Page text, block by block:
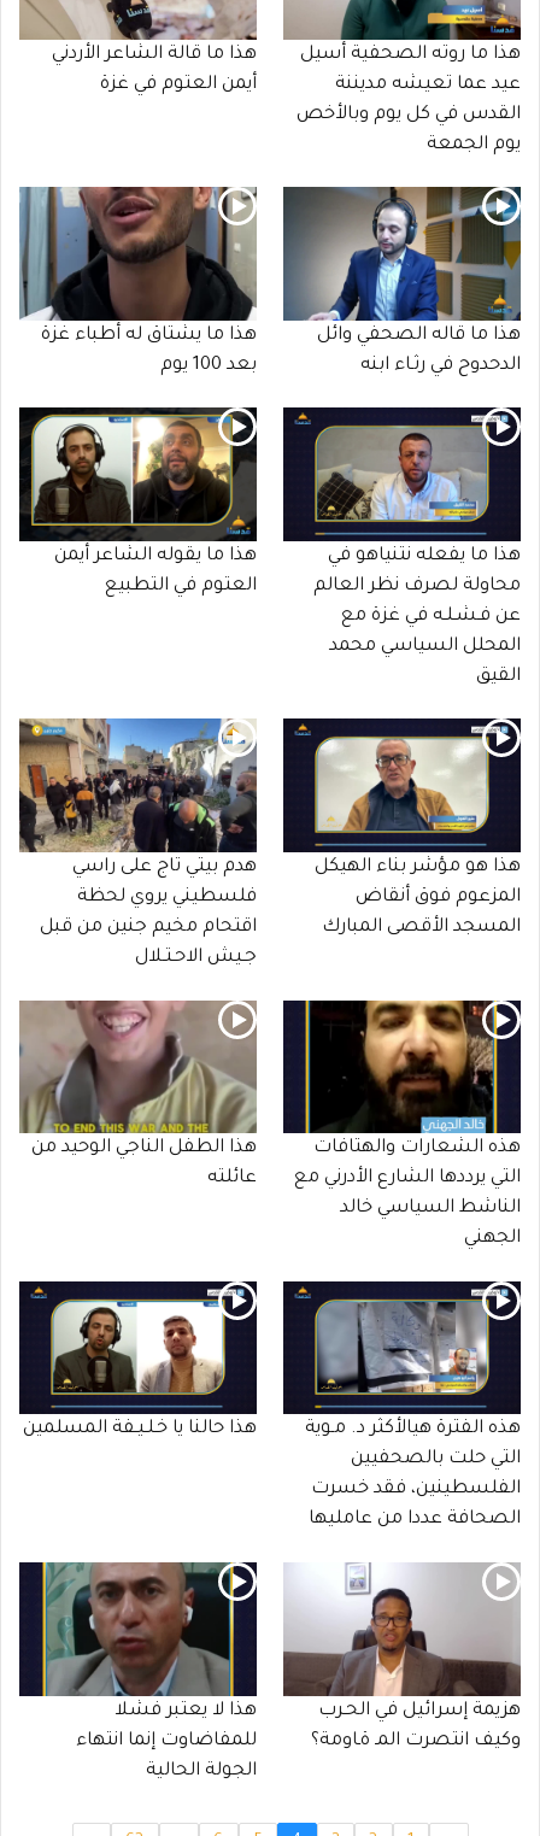
هذا ما روته الصحفية أسيل
عيد عما تعيشه مديننة
القدس في كل يوم وبالأخص
يوم الجمعة
هذا ما قالة الشاعر الأردني
أيمن العتوم في غزة
هذا ما قاله الصحفي وائل
الدحدوح في رثـاء ابنه
هذا ما يشتاق له أطباء غزة
بعد 100 يوم
هذا ما يفعله نتنياهو في
محاولة لصرف نظر العالم
عن فـشـلـه في غزة مع
المحلل السياسي محمد
القيق
هذا ما يقوله الشاعر أيمن
العتوم في التطبيع
هذا هو مؤشر بناء الهيكل
المزعوم فوق أنقاض
المسجد الأقصى المبارك
هدم بيتي تاج على راسي
فلسطيني يروي لحظة
اقتحام مخيم جنين من قبل
جـيش الاحـتـلال
هذه الشعارات والهتافات
التي يرددها الشارع الأدرني مع
الناشط السياسي خالد
الجهني
هذا الطفل الناجي الوحيد من
عائلته
هذه الفترة هيالأكثر د. مـوية
التي حلت بالصحفيين
الفلسطينين، فقد خسرت
الصحافة عددا من عامليها
هذا حالنا يا خـلـيـفة المسلمين
هزيمة إسرائيل في الحـرب
وكيف انتصرت المـ ةـاومة؟
هذا لا يعتبر فشلا
للمفاضاوت إنما انتهاء
الجولة الحالية